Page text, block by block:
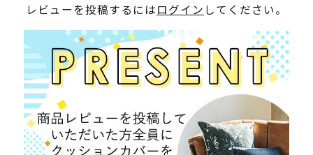
レビューを投稿するにはログイン してください。